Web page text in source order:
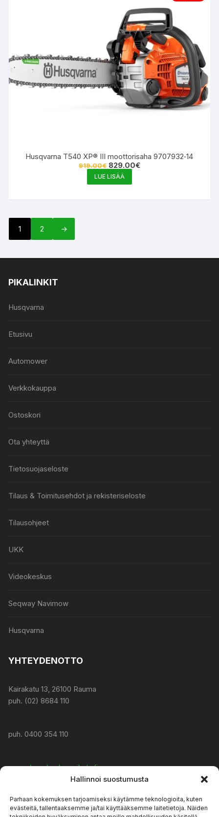
Hallinnoi suostumusta
Parhaan kokemuksen tarjoamiseksi käytämme teknologioita, kuten
evästeitä, tallentaaksemme ja/tai käyttääksemme laitetietoja. Näiden
Husqvarna T540 XP® III moottorisaha 9707932‑14
919.00€ Alkuperäinen
hinta
oli:
919.00€.
829.00€Nykyinen
LUE LISÄÄ
1 2 →
PIKALINKIT
Husqvarna
Etusivu
Automower
Verkkokauppa
Ostoskori
Ota yhteyttä
Tietosuojaseloste
Tilaus & Toimitusehdot ja rekisteriseloste
Tilausohjeet
UKK
Videokeskus
Seqway Navimow
Husqvarna
YHTEYDENOTTO
Kairakatu 13, 26100 Rauma
puh. (02) 8684 110
puh. 0400 354 110
www:konekeskusmikola.fi
asiakaspalvelu@konekeskusmikola.fi